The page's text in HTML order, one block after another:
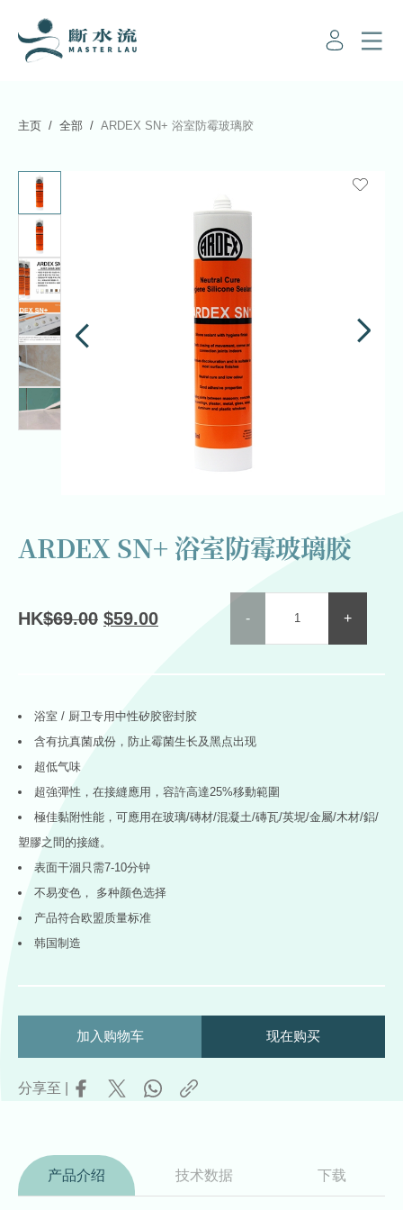
主页 全部 ARDEX SN+ 浴室防霉玻璃胶
ARDEX SN+ 浴室防霉玻璃胶
HK$69.00 Original
$59.00現
價
為：
-
浴
quantity
+
浴室 / 厨卫专用中性矽胶密封胶
含有抗真菌成份，防止霉菌生长及黑点出现
超低气味
超強彈性，在接縫應用，容許高達25%移動範圍
極佳黏附性能，可應用在玻璃/磚材/混凝土/磚瓦/英坭/金屬/木材/鋁/
塑膠之間的接縫。
表面干涸只需7-10分钟
不易变色， 多种颜色选择
产品符合欧盟质量标准
韩国制造
加入购物车 现在购买
分享至 |
产品介绍 技术数据 下载